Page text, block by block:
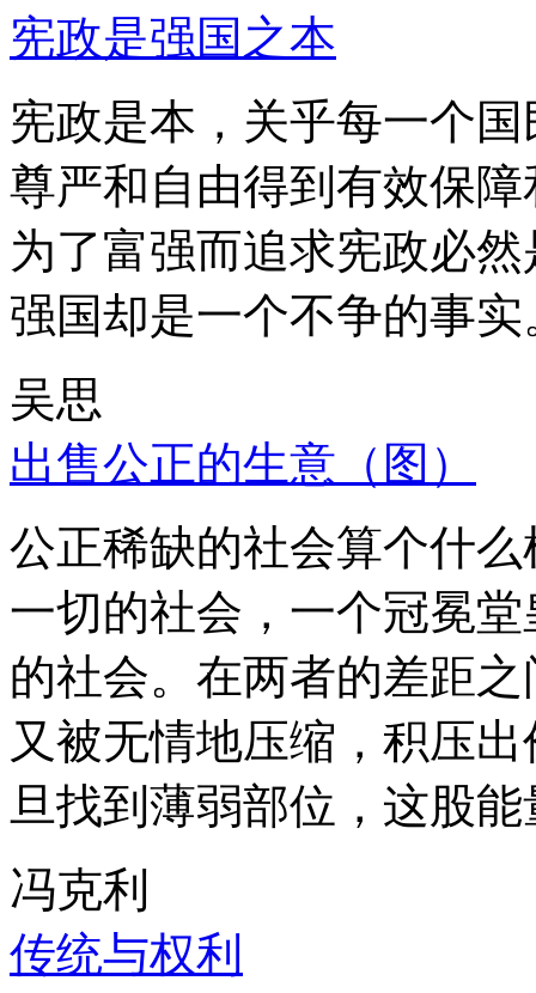
宪政是强国之本
宪政是本，关乎每一个
尊严和自由得到有效保
为了富强而追求宪政必
强国却是一个不争的事实
吴思
出售公正的生意（图）
公正稀缺的社会算个什
一切的社会，一个冠冕
的社会。在两者的差距
又被无情地压缩，积压
旦找到薄弱部位，这股
冯克利
传统与权利